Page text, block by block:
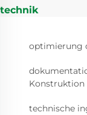
technik
optimierung
Konstruktion
technische